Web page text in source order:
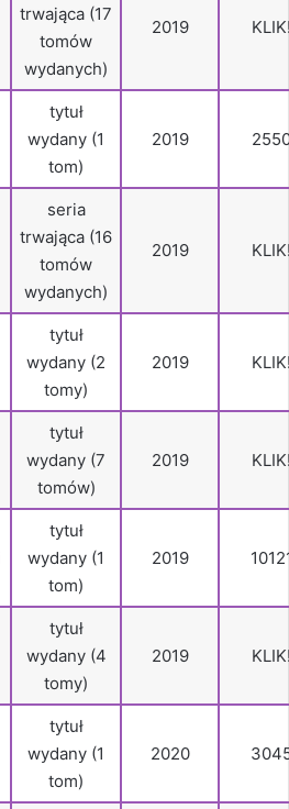
trwająca (17
tomów
wydanych)
2019
tytuł
wydany (1
tom)
2019
seria
trwająca (16
tomów
wydanych)
2019
tytuł
wydany (2
tomy)
2019
tytuł
wydany (7
tomów)
2019
tytuł
wydany (1
tom)
2019
tytuł
wydany (4
tomy)
2019
tytuł
wydany (1
tom)
2020